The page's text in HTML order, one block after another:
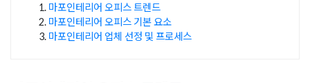
마포인테리어 오피스 트렌드
마포인테리어 오피스 기본 요소
마포인테리어 업체 선정 및 프로세스